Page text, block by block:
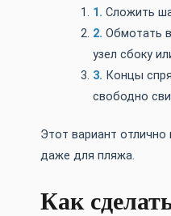
Сложить
Обмотать
узел сбоку
Концы
свободно
Этот вариант отлично
даже для пляжа.
Как